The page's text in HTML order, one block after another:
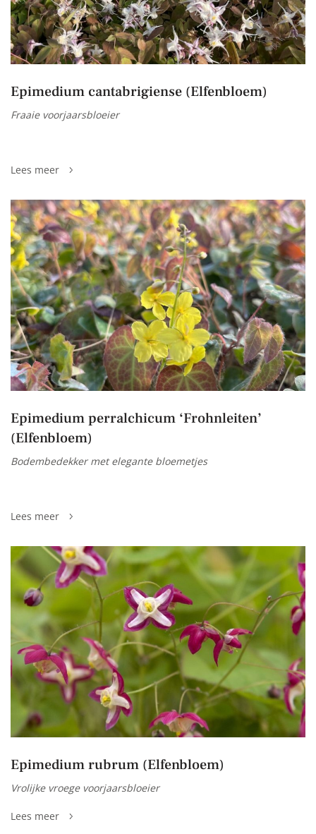
Epimedium cantabrigiense (Elfenbloem)
Fraaie voorjaarsbloeier
Lees meer
Epimedium perralchicum ‘Frohnleiten’
(Elfenbloem)
Bodembedekker met elegante bloemetjes
Lees meer
Epimedium rubrum (Elfenbloem)
Vrolijke vroege voorjaarsbloeier
Lees meer